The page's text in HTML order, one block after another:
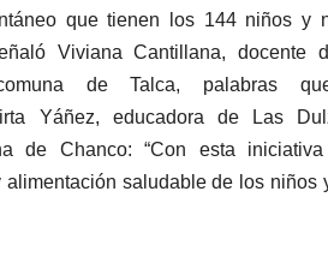
que tienen los 144 niños y
Viviana Cantillana, docente
de Talca, palabras
Yáñez, educadora de Las
de Chanco: “Con esta iniciativa
saludable de los